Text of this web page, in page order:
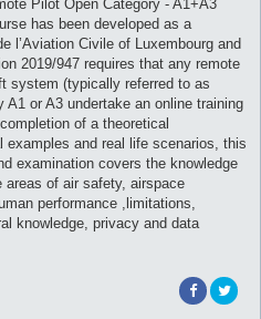
Pilot Open Category - A1+A3
has been developed as a
l’Aviation Civile of Luxembourg and
2019/947 requires that any remote
system (typically referred to as
A1 or A3 undertake an online training
of a theoretical
and real life scenarios, this
examination covers the knowledge
areas of air safety, airspace
performance ,limitations,
knowledge, privacy and data